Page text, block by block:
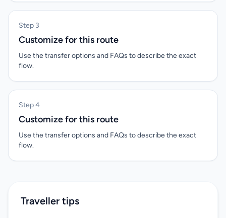
Step 3
Customize for this route
Use the transfer options and FAQs to describe the exact
flow.
Step 4
Customize for this route
Use the transfer options and FAQs to describe the exact
flow.
Traveller tips